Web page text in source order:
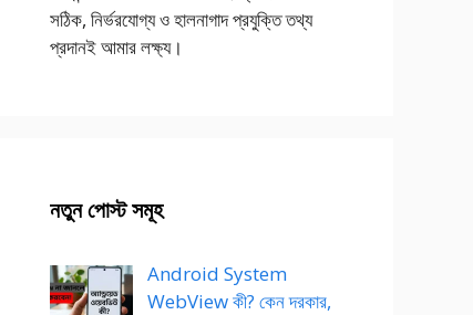
সঠিক, নির্ভরযোগ্য ও হালনাগাদ প্রযুক্তি তথ্য
প্রদানই আমার লক্ষ্য।
নতুন পোস্ট সমূহ
Android System
WebView কী? কেন দরকার,